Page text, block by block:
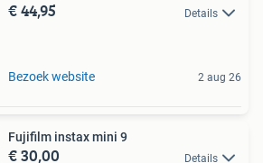
€ 44,95 Details
Bezoek website 2 aug 26
Fujifilm instax mini 9
€ 30,00 Details